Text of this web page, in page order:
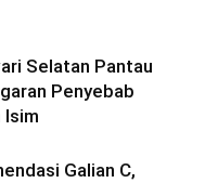
Selatan Pantau
Penyebab
Isim
Galian C,